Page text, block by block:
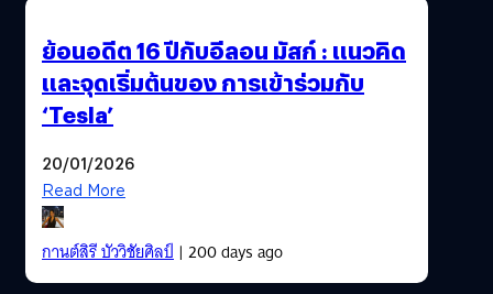
ย้อนอดีต 16 ปีกับอีลอน มัสก์ : แนวคิด
และจุดเริ่มต้นของ การเข้าร่วมกับ
‘Tesla’
20/01/2026
Read More
กานต์สิรี บัววิชัยศิลป์| 200 days ago